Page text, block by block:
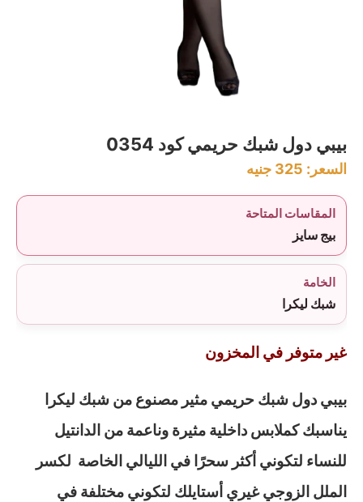
بيبي دول شبك حريمي كود 0354
السعر: 325 جنيه
المقاسات المتاحة
بيج سايز
الخامة
شبك ليكرا
غير متوفر في المخزون
بيبي دول شبك حريمي مثير مصنوع من شبك ليكرا
يناسبك كملابس داخلية مثيرة وناعمة من الدانتيل
للنساء لتكوني أكثر سحرًا في الليالي الخاصة لكسر
الملل الزوجي غيري أستايلك لتكوني مختلفة في